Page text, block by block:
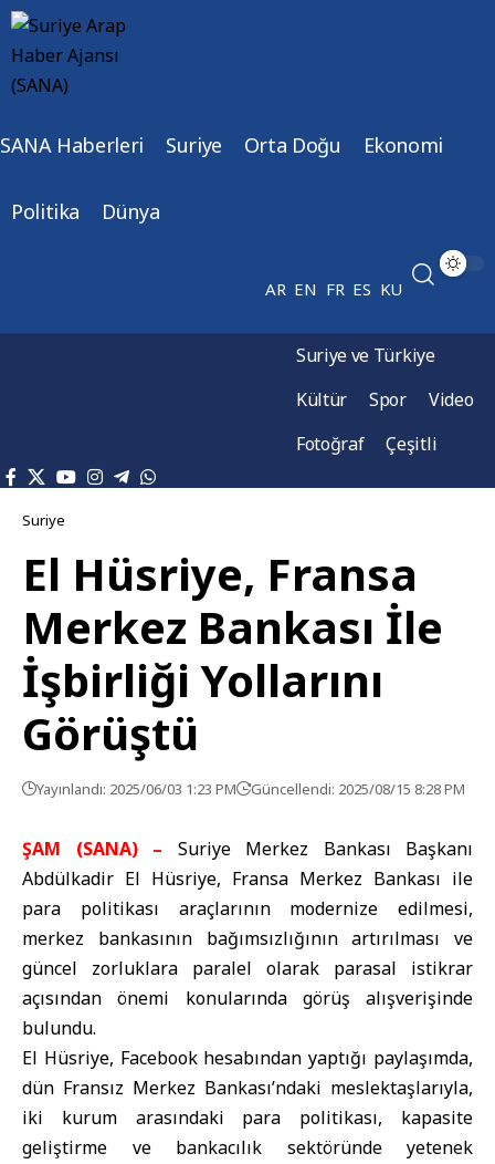
SANA Haberleri Suriye Orta Doğu Ekonomi
Politika Dünya
AR EN FR ES KU
Suriye ve Türkiye
Kültür
Spor
Video
Fotoğraf
Çeşitli
Suriye
El Hüsriye, Fransa
Merkez Bankası İle
İşbirliği Yollarını
Görüştü
Yayınlandı: 2025/06/03 1:23 PM Güncellendi: 2025/08/15 8:28 PM
ŞAM (SANA) – Suriye Merkez Bankası Başkanı
Abdülkadir El Hüsriye, Fransa Merkez Bankası ile
para politikası araçlarının modernize edilmesi,
merkez bankasının bağımsızlığının artırılması ve
güncel zorluklara paralel olarak parasal istikrar
açısından önemi konularında görüş alışverişinde
bulundu.
El Hüsriye, Facebook hesabından yaptığı paylaşımda,
dün Fransız Merkez Bankası’ndaki meslektaşlarıyla,
iki kurum arasındaki para politikası, kapasite
geliştirme ve bankacılık sektöründe yetenek